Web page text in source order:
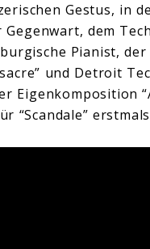
Gestus, in
dem
Pianist,
und Detroit
Eigenkomposition
“Scandale”